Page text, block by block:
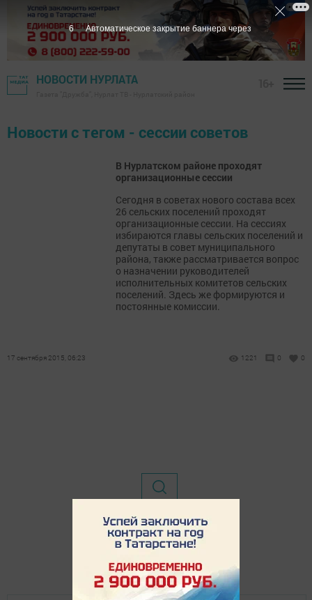
НОВОСТИ НУРЛАТА
Новости с тегом - сессии советов
В Нурлатском районе проходят
организационные сессии
Сегодня в советах нового состава всех
26 сельских поселений проходят
организационные сессии. На сессиях
избираются главы сельских поселений и
депутаты в совет муниципального
района, также рассматривается вопрос
о назначении руководителей
исполнительных комитетов сельских
поселений. Здесь же формируются и
постоянные комиссии.
17 сентября 2015, 06:23 1221 0 0
6 Автоматическое закрытие баннера через